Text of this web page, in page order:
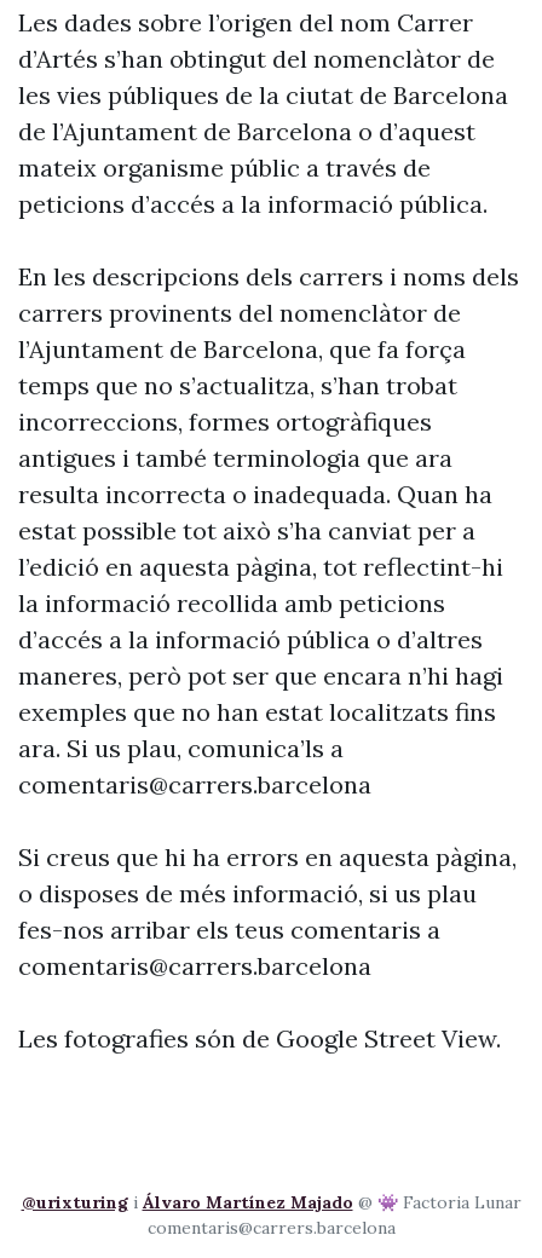
Les dades sobre l’origen del nom Carrer
d’Artés s’han obtingut del nomenclàtor de
les vies públiques de la ciutat de Barcelona
de l’Ajuntament de Barcelona o d’aquest
mateix organisme públic a través de
peticions d’accés a la informació pública.
En les descripcions dels carrers i noms dels
carrers provinents del nomenclàtor de
l’Ajuntament de Barcelona, que fa força
temps que no s’actualitza, s’han trobat
incorreccions, formes ortogràfiques
antigues i també terminologia que ara
resulta incorrecta o inadequada. Quan ha
estat possible tot això s’ha canviat per a
l’edició en aquesta pàgina, tot reflectint-hi
la informació recollida amb peticions
d’accés a la informació pública o d’altres
maneres, però pot ser que encara n’hi hagi
exemples que no han estat localitzats fins
ara. Si us plau, comunica’ls a
comentaris@carrers.barcelona
Si creus que hi ha errors en aquesta pàgina,
o disposes de més informació, si us plau
fes-nos arribar els teus comentaris a
comentaris@carrers.barcelona
Les fotografies són de Google Street View.
@urixturingi Álvaro Martínez Majado @ 👾 Factoria Lunar
comentaris@carrers.barcelona